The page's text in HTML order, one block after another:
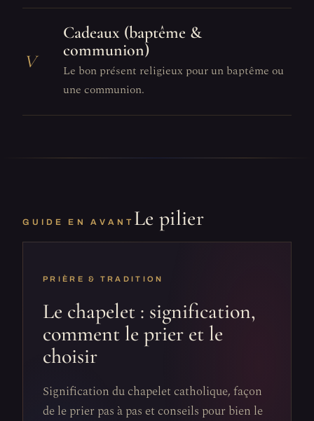
V
Cadeaux (baptême &
communion)
Le bon présent religieux pour un baptême ou
une communion.
GUIDE EN AVANT Le pilier
PRIÈRE & TRADITION
Le chapelet : signification,
comment le prier et le
choisir
Signification du chapelet catholique, façon
de le prier pas à pas et conseils pour bien le